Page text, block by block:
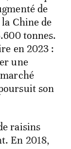
de
Chine de
tonnes.
en 2023 :
une
son
raisins
En 2018,